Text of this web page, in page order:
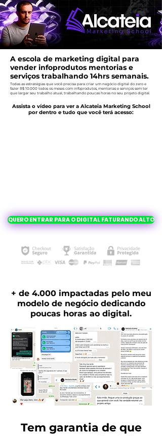
A escola de marketing digital para
vender infoprodutos mentorias e
serviços trabalhando 14hrs semanais.
Todas as estratégias que você precisa para criar um negócio digital do zero e
fazer R$ 10.000 todos os meses com infoprodutos, mentorias e serviços sem ter
que largar seu trabalho atual, trabalhando poucas horas no seu projeto digital.
Assista o vídeo para ver a Alcateia Marketing School
por dentro e tudo que você terá acesso:
QUERO ENTRAR PARA O DIGITAL FATURANDO ALTO
+ de 4.000 impactadas pelo meu
modelo de negócio dedicando
poucas horas ao digital.
Tem garantia de que